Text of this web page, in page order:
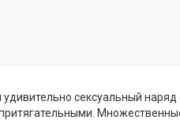
сексуальный наряд